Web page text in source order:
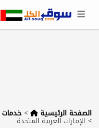
الصفحة الرئيسية > خدمات
> الإمارات العربية المتحدة